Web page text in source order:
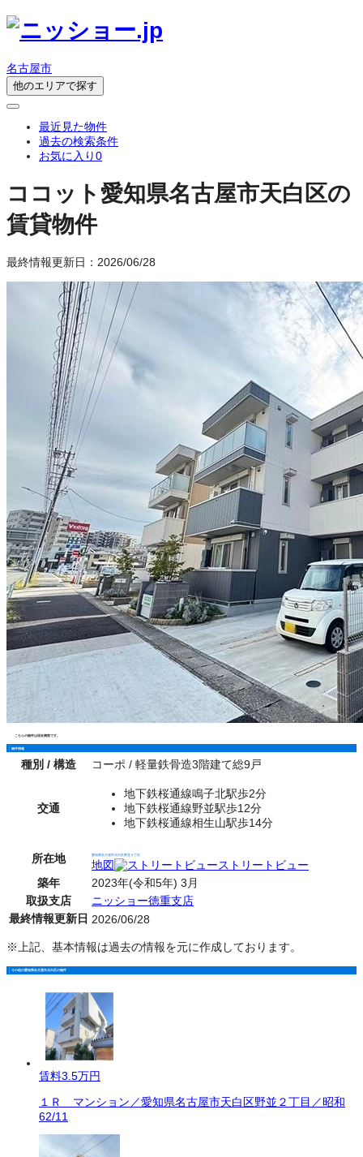
名古屋市
他のエリアで探す
最近見た物件
過去の検索条件
お気に入り0
ココット 愛知県名古屋市天白区の
賃貸物件
最終情報更新日：2026/06/28
こちらの物件は現在満室です。
物件情報
種別 / 構造 コーポ / 軽量鉄骨造3階建て総9戸
交通
地下鉄桜通線鳴子北駅歩2分
地下鉄桜通線野並駅歩12分
地下鉄桜通線相生山駅歩14分
所在地 愛知県名古屋市天白区野並３丁目
地図
ストリートビュー
築年
2023年(令和5年) 3月
取扱支店
ニッショー徳重支店
最終情報更新日 2026/06/28
※上記、基本情報は過去の情報を元に作成しております。
その他の愛知県名古屋市天白区の物件
賃料3.5万円
１Ｒ マンション／愛知県名古屋市天白区野並２丁目／昭和
62/11